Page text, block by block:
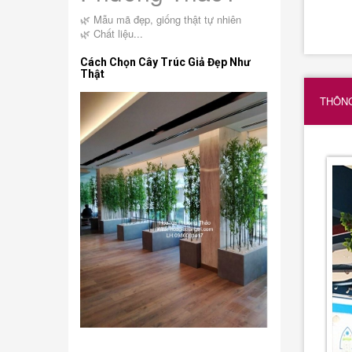
🌿 Mẫu mã đẹp, giống thật tự nhiên
🌿 Chất liệu...
Cách Chọn Cây Trúc Giả Đẹp Như
Thật